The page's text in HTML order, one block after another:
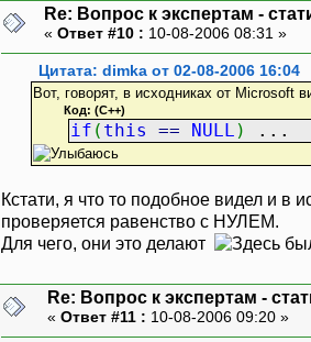
Re: Вопрос к экспертам -
« Ответ #10 : 10-08-2006 08:31 »
Цитата: dimka от 02-08-2006 16:04
Вот, говорят, в исходниках от Microsoft
Код: (C++)
if ( this == NULL ) ...
Кстати, я что то подобное видел и в
проверяется равенство с НУЛЕМ.
Для чего, они это делают
Re: Вопрос к экспертам -
« Ответ #11 : 10-08-2006 09:20 »